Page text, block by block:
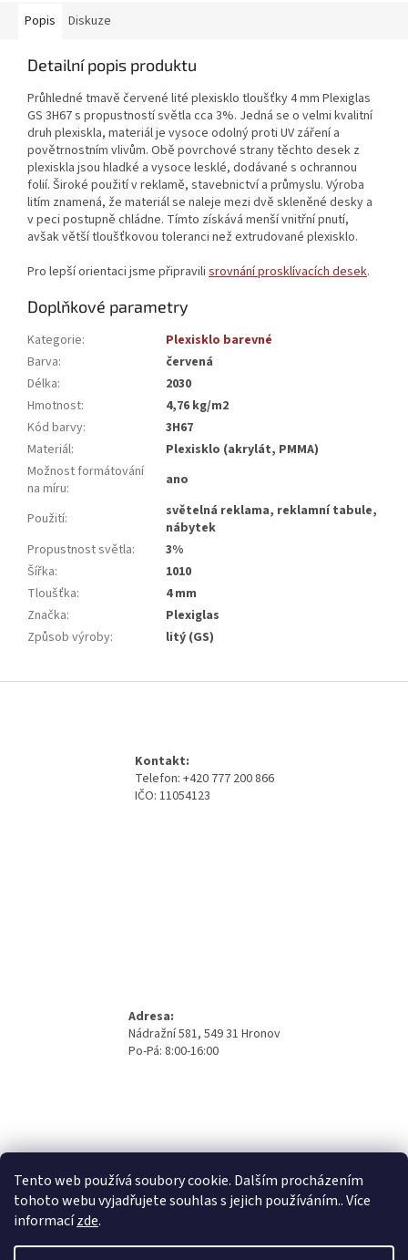
Tento web používá soubory cookie. Dalším procházením
tohoto webu vyjadřujete souhlas s jejich používáním.. Více
informacízde.
Popis Diskuze
Detailní popis produktu
Průhledné tmavě červené lité plexisklo tloušťky 4 mm Plexiglas
GS 3H67 s propustností světla cca 3%. Jedná se o velmi kvalitní
druh plexiskla, materiál je vysoce odolný proti UV záření a
povětrnostním vlivům. Obě povrchové strany těchto desek z
plexiskla jsou hladké a vysoce lesklé, dodávané s ochrannou
folií. Široké použití v reklamě, stavebnictví a průmyslu. Výroba
litím znamená, že materiál se naleje mezi dvě skleněné desky a
v peci postupně chládne. Tímto získává menší vnitřní pnutí,
avšak větší tloušťkovou toleranci než extrudované plexisklo.
Pro lepší orientaci jsme připravili srovnání prosklívacích desek.
Doplňkové parametry
Kategorie:
Plexisklo barevné
Barva:
červená
Délka:
2030
Hmotnost:
4,76 kg/m2
Kód barvy:
3H67
Materiál:
Plexisklo (akrylát, PMMA)
Možnost formátování
na míru: ano
Použití:
světelná reklama, reklamní tabule,
nábytek
Propustnost světla:
3%
Šířka:
1010
Tloušťka:
4 mm
Značka:
Plexiglas
Způsob výroby: litý (GS)
Kontakt:
Telefon: +420 777 200 866
IČO: 11054123
Adresa:
Nádražní 581, 549 31 Hronov
Po-Pá: 8:00-16:00